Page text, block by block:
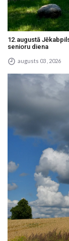
12.augustā
senioru diena
augusts 03 , 2026